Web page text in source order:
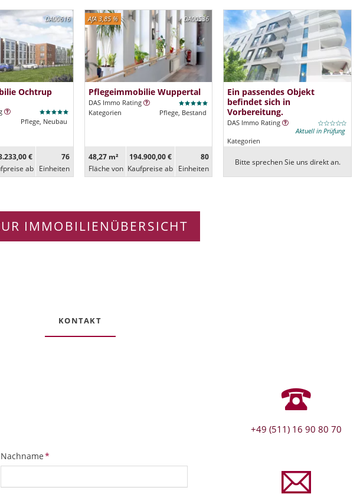
DA00616
Ochtrup
Pflege, Neubau
€
ab
76
Ein­heiten
DA00536
AfA 3,85 %
Pflegeimmobilie Wuppertal
DAS Immo Rating
Kategorien
Pflege, Bestand
48,27 m²
Fläche von
194.900,00 €
Kaufpreise ab
80
Ein­heiten
Ein passendes Objekt
befindet sich in
Vorbereitung.
DAS Immo Rating
Aktuell in Prüfung
Kategorien
Bitte sprechen Sie uns direkt an.
IMMOBILIENÜBERSICHT
KONTAKT
Pflichtfeld
Nachname*
+49 (511) 16 90 80 70